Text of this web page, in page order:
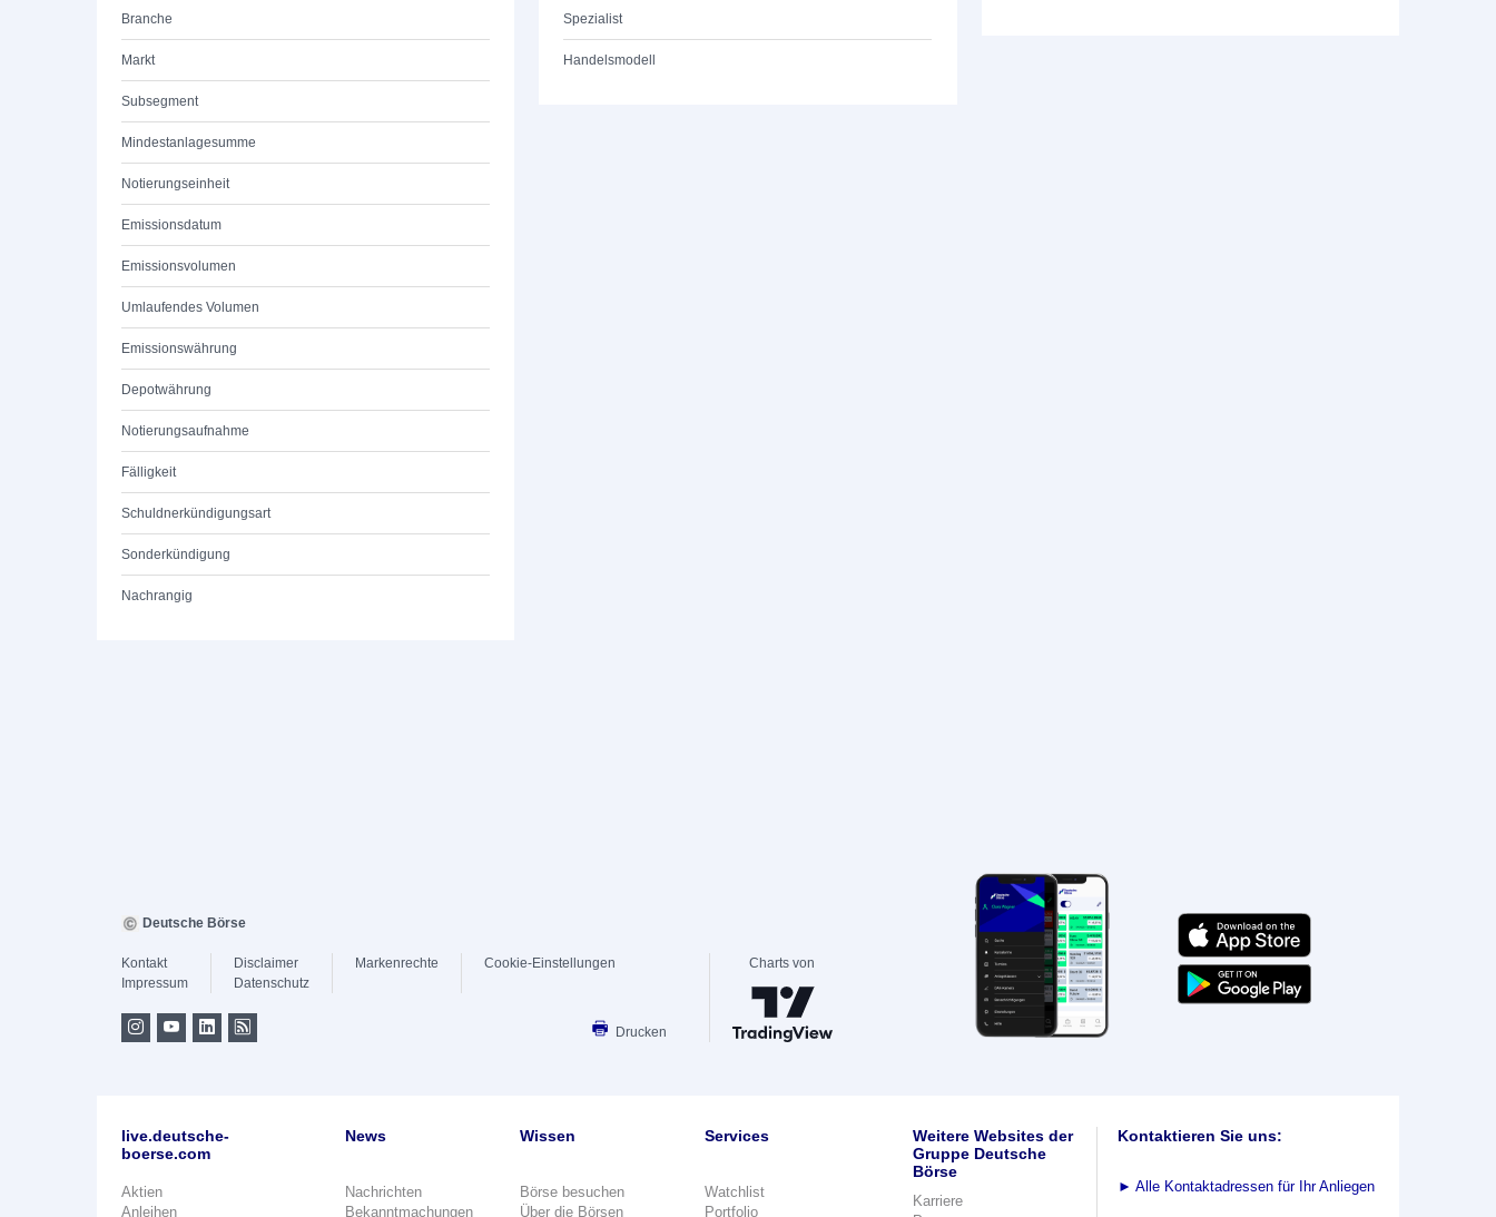
Branche
Markt
Subsegment
Mindestanlagesumme
Notierungseinheit
Emissionsdatum
Emissionsvolumen
Umlaufendes Volumen
Emissionswährung
Depotwährung
Notierungsaufnahme
Fälligkeit
Schuldnerkündigungsart
Sonderkündigung
Nachrangig
Spezialist
Handelsmodell
Deutsche Börse
Kontakt
Impressum
Disclaimer
Datenschutz
Markenrechte Cookie-Einstellungen
Drucken
Charts von
live.deutsche-
boerse.com
Aktien
Anleihen
News
Nachrichten
Bekanntmachungen
Wissen
Börse besuchen
Über die Börsen
Services
Watchlist
Portfolio
Weitere Websites der
Gruppe Deutsche
Börse
Karriere
Kontaktieren Sie uns:
► Alle Kontaktadressen für Ihr Anliegen